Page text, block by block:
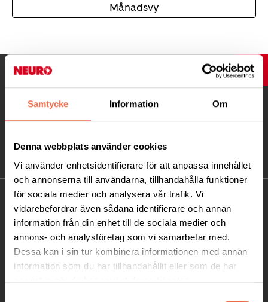
Samtycke Information Om
Denna webbplats använder cookies
Vi använder enhetsidentifierare för att anpassa innehållet
och annonserna till användarna, tillhandahålla funktioner
för sociala medier och analysera vår trafik. Vi
vidarebefordrar även sådana identifierare och annan
information från din enhet till de sociala medier och
annons- och analysföretag som vi samarbetar med.
Dessa kan i sin tur kombinera informationen med annan
information som du har tillhandahållit eller som de har
samlat in när du har använt deras tjänster.
Månadsvy
UPP
KONTAKT
C/O Ewa Andersson Hagberg
, 519 96 Fotskäl